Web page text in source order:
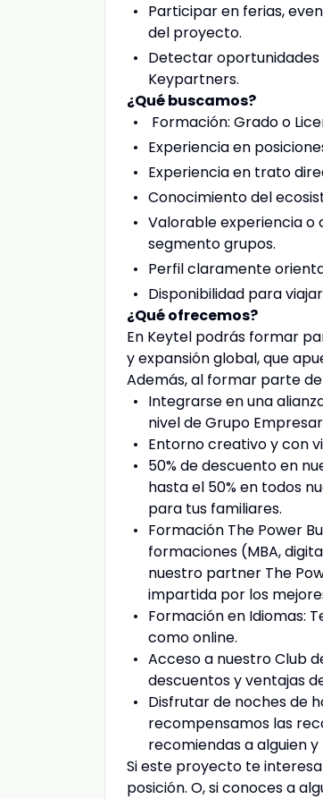
Participar en ferias,
del proyecto.
Detectar
Keypartners.
¿Qué buscamos?
Formación: Grado o
Experiencia en
Experiencia en trato
Conocimiento del
Valorable experiencia o
segmento grupos.
Perfil claramente
Disponibilidad para
¿Qué ofrecemos?
En Keytel podrás formar
y expansión global, que
Además, al formar parte
Integrarse en una
nivel de Grupo
Entorno creativo y con
50% de descuento en
hasta el 50% en todos
para tus familiares.
Formación The Power
formaciones (MBA,
nuestro partner The
impartida por los
Formación en Idiomas:
como online.
Acceso a nuestro Club
descuentos y ventajas
Disfrutar de noches de
recompensamos las
recomiendas a alguien
Si este proyecto te
posición. O, si conoces a